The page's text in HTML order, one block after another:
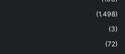
(1.498)
(3)
(72)